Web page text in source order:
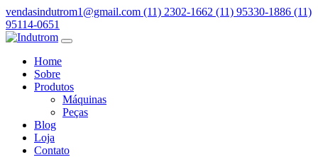
vendasindutrom1@gmail.com (11) 2302-1662 (11) 95330-1886 (11)
95114-0651
Home
Sobre
Produtos
Máquinas
Peças
Blog
Loja
Contato